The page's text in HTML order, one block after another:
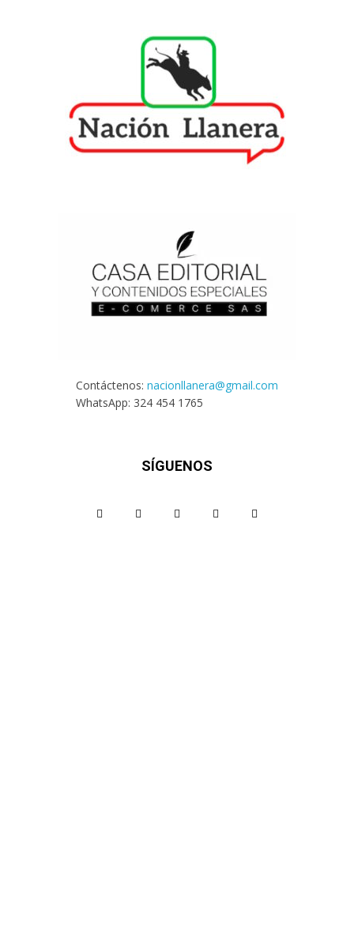
Contáctenos: nacionllanera@gmail.com
WhatsApp: 324 454 1765
SÍGUENOS